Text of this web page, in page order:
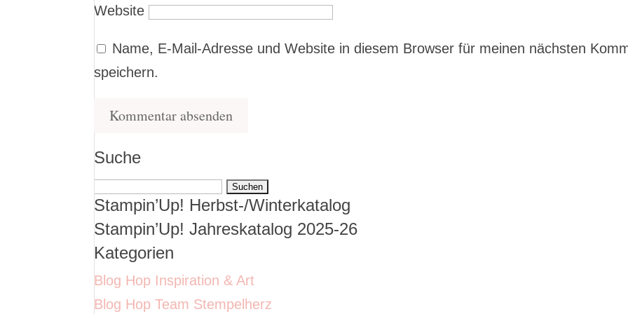
Website
Name, E-Mail-Adresse und Website in diesem Browser für meinen nächsten
speichern.
Suche
Suchen
nach:
Stampin’Up! Herbst-/Winterkatalog
Stampin’Up! Jahreskatalog 2025-26
Kategorien
Blog Hop Inspiration & Art
Blog Hop Team Stempelherz